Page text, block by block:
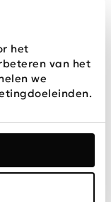
het
van het
we
Disclaimer